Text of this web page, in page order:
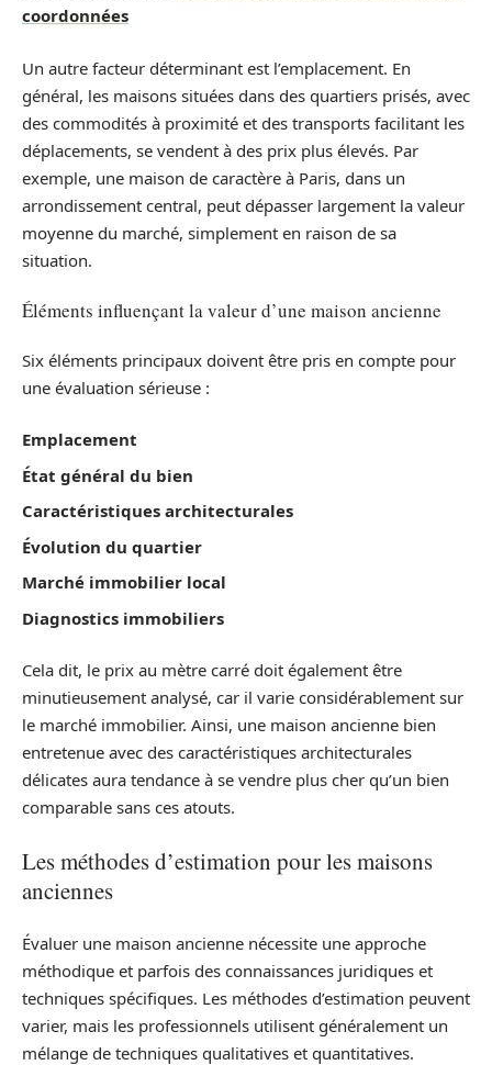
coordonnées
Un autre facteur déterminant est l’emplacement. En
général, les maisons situées dans des quartiers prisés, avec
des commodités à proximité et des transports facilitant les
déplacements, se vendent à des prix plus élevés. Par
exemple, une maison de caractère à Paris, dans un
arrondissement central, peut dépasser largement la valeur
moyenne du marché, simplement en raison de sa
situation.
Éléments influençant la valeur d’une maison ancienne
Six éléments principaux doivent être pris en compte pour
une évaluation sérieuse :
Emplacement
État général du bien
Caractéristiques architecturales
Évolution du quartier
Marché immobilier local
Diagnostics immobiliers
Cela dit, le prix au mètre carré doit également être
minutieusement analysé, car il varie considérablement sur
le marché immobilier. Ainsi, une maison ancienne bien
entretenue avec des caractéristiques architecturales
délicates aura tendance à se vendre plus cher qu’un bien
comparable sans ces atouts.
Les méthodes d’estimation pour les maisons
anciennes
Évaluer une maison ancienne nécessite une approche
méthodique et parfois des connaissances juridiques et
techniques spécifiques. Les méthodes d’estimation peuvent
varier, mais les professionnels utilisent généralement un
mélange de techniques qualitatives et quantitatives.